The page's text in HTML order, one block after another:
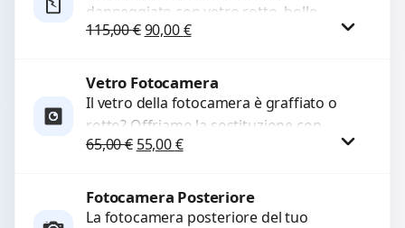
danneggiato con vetro rotto, bolle,
macchie, schermo nero o pixel morti?
115,00€Il prezzo originale era: 115,00 €.
90,00€Il prezzo attuale è: 90,00 €.
Procedi
Vetro Fotocamera
Il vetro della fotocamera è graffiato o
rotto? Offriamo la sostituzione con
ricambi di alta qualità garantiti per 3
65,00€ Il prezzo originale era: 65,00 €.
55,00€Il prezzo attuale è: 55,00 €.
Procedi
Fotocamera Posteriore
La fotocamera posteriore del tuo